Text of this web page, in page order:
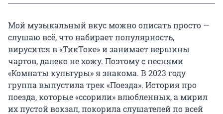
Мой музыкальный вкус можно описать просто —
слушаю всё, что набирает популярность,
вирусится в «ТикТоке» и занимает вершины
чартов, далеко не хожу. Поэтому с песнями
«Комнаты культуры» я знакома. В 2023 году
группа выпустила трек «Поезда». История про
поезда, которые «ссорили» влюбленных, а мирил
их пустой вокзал, покорила слушателей по всей